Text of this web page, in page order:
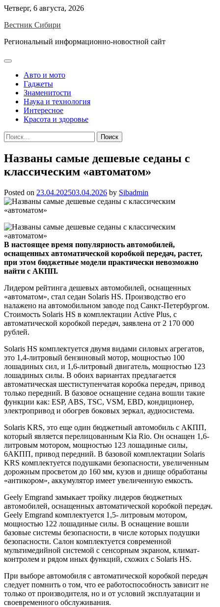
Skip
content
Четверг, 6 августа, 2026
Вестник Сибири
Региональный информационно-новостной сайт
Авто и мото
Гаджеты
Знаменитости
Наука и технология
Интересное
Красота и здоровье
Найти:
Названы самые дешевые седаны с
классическим «автоматом»
Posted on 23.04.202503.04.2026 by Sibadmin
В настоящее время популярность автомобилей,
оснащенных автоматической коробкой передач, растет,
при этом бюджетные модели практически невозможно
найти с АКПП.
Лидером рейтинга дешевых автомобилей, оснащенных
«автоматом», стал седан Solaris HS. Производство его
налажено на автомобильном заводе под Санкт-Петербургом.
Стоимость Solaris HS в комплектации Active Plus, с
автоматической коробкой передач, заявлена от 2 170 000
рублей.
Solaris HS комплектуется двумя видами силовых агрегатов,
это 1,4-литровый бензиновый мотор, мощностью 100
лошадиных сил, и 1,6-литровый двигатель, мощностью 123
лошадиных силы. В обоих вариантах предлагается
автоматическая шестиступенчатая коробка передач, привод
только передний. В базовое оснащение седана вошли такие
функции как: ESP, ABS, TSC, VSM, EBD, кондиционер,
электропривод и обогрев боковых зеркал, аудиосистема.
Solaris KRS, это еще один бюджетный автомобиль с АКПП,
который является перелицованным Kia Rio. Он оснащен 1,6-
литровым мотором, мощностью 123 лошадиные силы,
6АКПП, привод передний. В базовой комплектации Solaris
KRS комплектуется подушками безопасности, увеличенным
дорожным просветом до 160 мм, кузов и днище обработаны
«антикором», аккумулятор имеет увеличенную емкость.
Geely Emgrand замыкает тройку лидеров бюджетных
автомобилей, оснащенных автоматической коробкой передач.
Geely Emgrand комплектуется 1,5- литровым мотором,
мощностью 122 лошадиные силы. В оснащение вошли
базовые системы безопасности, в числе которых подушки
безопасности. Салон комплектуется современной
мультимедийной системой с сенсорным экраном, климат-
контролем и рядом иных функций, схожих с Solaris HS.
При выборе автомобиля с автоматической коробкой передач
следует помнить о том, что ее работоспособность зависит не
только от производителя, но и от условий эксплуатации и
своевременного обслуживания.